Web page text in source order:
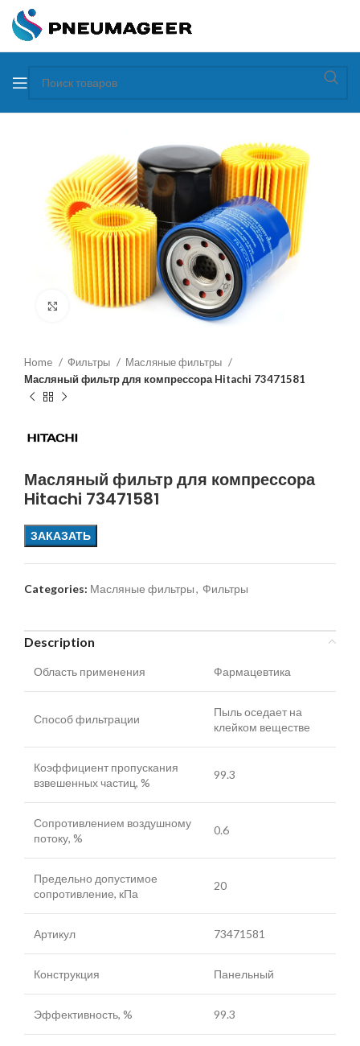
Увеличить
Home Фильтры
Масляные фильтры
Масляный фильтр для компрессора Hitachi 73471581
Масляный фильтр для компрессора
Hitachi 73471581
ЗАКАЗАТЬ
Categories: Масляные фильтры, Фильтры
Description
Область применения Фармацевтика
Способ фильтрации
Пыль оседает на
клейком веществе
Коэффициент пропускания
взвешенных частиц, %
99.3
Сопротивлением воздушному
потоку, %
0.6
Предельно допустимое
сопротивление, кПа
20
Артикул 73471581
Конструкция Панельный
Эффективность, % 99.3